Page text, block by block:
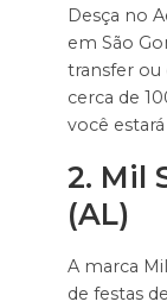
Desça no
em São
transfer ou
cerca de
você
2. Mil
(AL)
A marca
de festas